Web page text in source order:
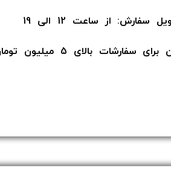
از ساعت 12 الی 19
سفارشات بالای 5 میلیون تومان​​​​​​​